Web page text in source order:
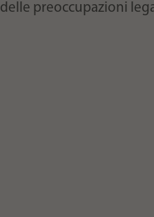
delle preoccupazioni